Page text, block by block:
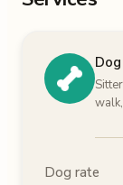
Dog rate